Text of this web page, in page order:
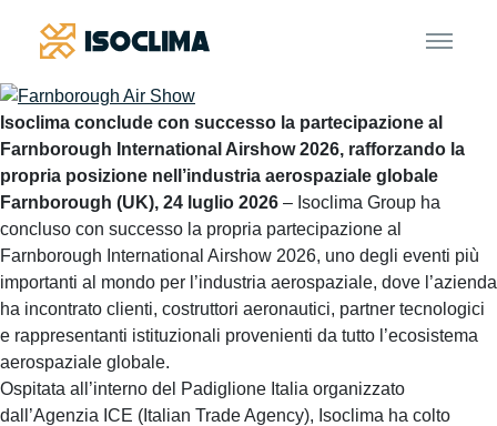
Isoclima conclude con successo la partecipazione al
Farnborough International Airshow 2026, rafforzando la
propria posizione nell’industria aerospaziale globale
Farnborough (UK), 24 luglio 2026 – Isoclima Group ha
concluso con successo la propria partecipazione al
Farnborough International Airshow 2026, uno degli eventi più
importanti al mondo per l’industria aerospaziale, dove l’azienda
ha incontrato clienti, costruttori aeronautici, partner tecnologici
e rappresentanti istituzionali provenienti da tutto l’ecosistema
aerospaziale globale.
Ospitata all’interno del Padiglione Italia organizzato
dall’Agenzia ICE (Italian Trade Agency), Isoclima ha colto